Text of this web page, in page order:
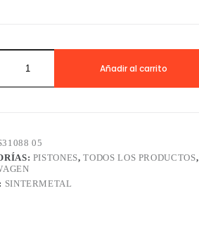
Añadir al carrito
05
PISTONES,TODOS LOS PRODUCTOS,
SINTERMETAL